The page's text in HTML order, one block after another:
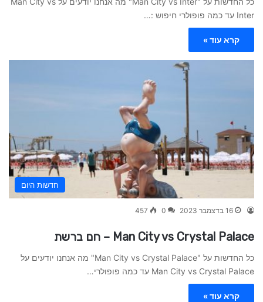
Inter עד כמה פופולרי חיפוש :…
קרא עוד »
חדשות היום
16 בדצמבר 2023 0
457
Man City vs Crystal Palace – חם ברשת
כל החדשות על "Man City vs Crystal Palace" מה אנחנו יודעים על
Man City vs Crystal Palace עד כמה פופולרי…
קרא עוד »